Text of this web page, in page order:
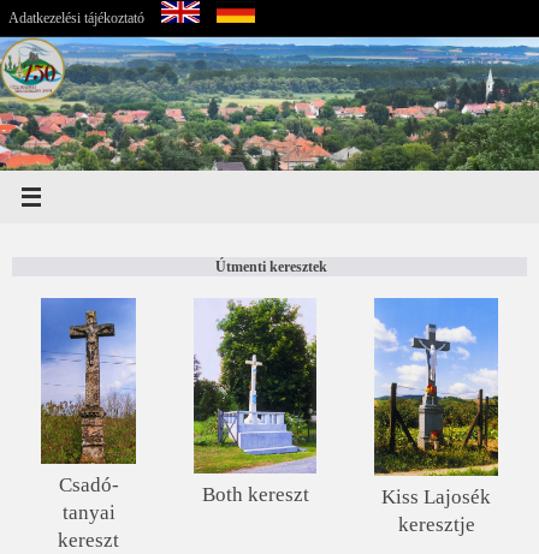
Adatkezelési tájékoztató
Útmenti keresztek
Csadó-
tanyai
kereszt
Both kereszt
Kiss Lajosék
keresztje